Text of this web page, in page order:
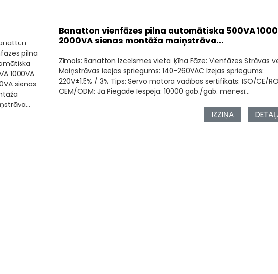
Banatton vienfāzes pilna automātiska 500VA
2000VA sienas montāža maiņstrāva...
Zīmols: Banatton Izcelsmes vieta: Ķīna Fāze: Vienfāzes Strāvas
Maiņstrāvas ieejas spriegums: 140-260VAC Izejas spriegums:
220V±1,5% / 3% Tips: Servo motora vadības sertifikāts: ISO/CE/
OEM/ODM: Jā Piegāde Iespēja: 10000 gab./gab. mēnesī...
IZZIŅA